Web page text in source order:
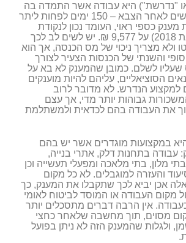
"נדרשת") היא עבודה אשר התמדה בה
למשך מספר חודשים לאחר הצבא – 150 ימים לפחות ליתר
כספי ראוי, העומד נכון לנקודת
הזמן הנוכחית (שנת 2018) על 9,577 ₪. יש לשים לב לכך
ולא מצריך ניכוי של מס הכנסה, אך הוא
והשנתי של הכנסות הצעיר לצורך
לשלם. כמובן שהמענק לא בא על
הסוציאליים, עליהם להיות מוענקים
למקצוע הנדרש. לא מדובר לרוב
גבוהות יותר מדי, אך עצם
את העבודה בהם לכדאית ולמשתלמת
במקצועות מוגדרים אשר יש בהם
עבודה בתחנות דלק, אתרי בנייה,
מלון, בתי מלאכה ומפעלי תעשייה וכן
והעזרה למוגבלים. לא כל מקום
אכן יביא לכך שתקבלו את המענק, כך
מקום העבודה או המוסד לביטוח לאומי
אין הרבה דברים מתסכלים יותר
מסוים, תוך מחשבה שלאחר כחצי
ולגלות שהמענק הזה לא ניתן בפועל